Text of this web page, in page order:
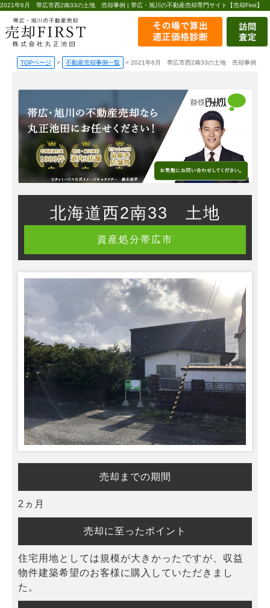
2021年6月 帯広市西2南33の土地 売却事例 | 帯広・旭川の不動産売却専門サイト【売却First】
TOPページ > 不動産売却事例一覧 > 2021年6月 帯広市西2南33の土地 売却事例
北海道西2南33 土地
資産処分帯広市
売却までの期間
2ヵ月
売却に至ったポイント
住宅用地としては規模が大きかったですが、収益
物件建築希望のお客様に購入していただきまし
た。